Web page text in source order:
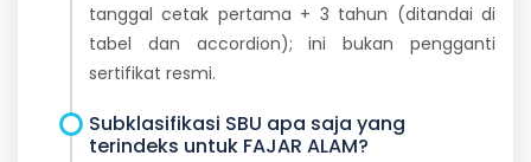
tanggal cetak pertama + 3 tahun (ditandai di
tabel dan accordion); ini bukan pengganti
sertifikat resmi.
Subklasifikasi SBU apa saja yang
terindeks untuk FAJAR ALAM?